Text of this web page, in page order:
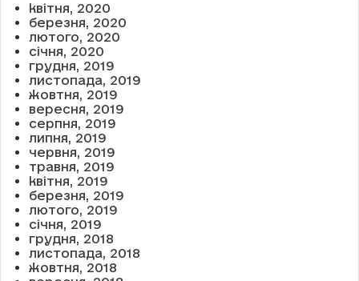
квітня, 2020
березня, 2020
лютого, 2020
січня, 2020
грудня, 2019
листопада, 2019
жовтня, 2019
вересня, 2019
серпня, 2019
липня, 2019
червня, 2019
травня, 2019
квітня, 2019
березня, 2019
лютого, 2019
січня, 2019
грудня, 2018
листопада, 2018
жовтня, 2018